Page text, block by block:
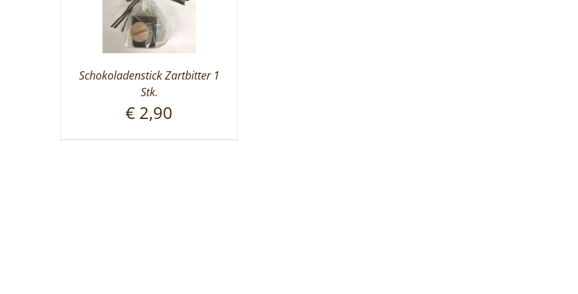
Schokoladenstick Zartbitter 1
Stk.
€ 2,90